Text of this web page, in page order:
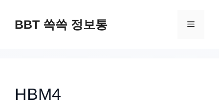
BBT 쏙쏙 정보통 메
HBM4